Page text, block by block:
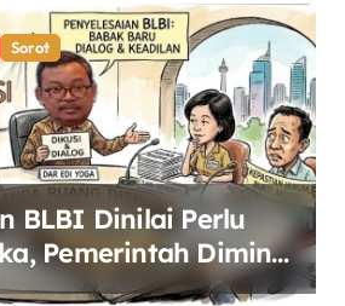
Sorot
BLBI Dinilai Perlu
Pemerintah Diminta
Dialog